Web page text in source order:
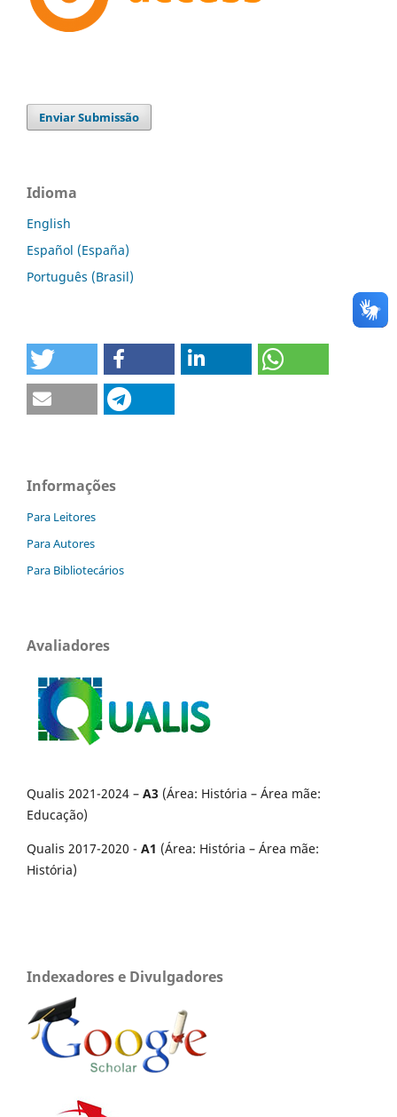
Enviar Submissão
Idioma
English
Español (España)
Português (Brasil)
Informações
Para Leitores
Para Autores
Para Bibliotecários
Avaliadores
Qualis 2021-2024 – A3 (Área: História – Área mãe:
Educação)
Qualis 2017-2020 - A1 (Área: História – Área mãe:
História)
Indexadores e Divulgadores